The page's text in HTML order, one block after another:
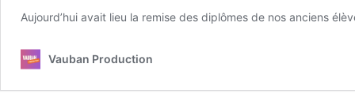
Aujourd’hui avait lieu la remise des diplômes de nos anciens
Vauban Production